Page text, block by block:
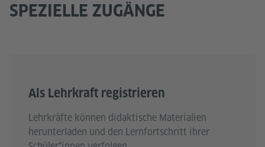
SPEZIELLE ZUGÄNGE
Als Lehrkraft registrieren
Lehrkräfte können didaktische Materialien
herunterladen und den Lernfortschritt ihrer